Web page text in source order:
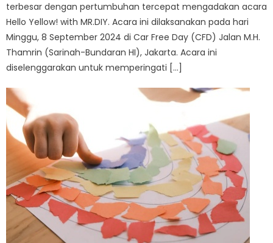
terbesar dengan pertumbuhan tercepat mengadakan acara
Hello Yellow! with MR.DIY. Acara ini dilaksanakan pada hari
Minggu, 8 September 2024 di Car Free Day (CFD) Jalan M.H.
Thamrin (Sarinah-Bundaran HI), Jakarta. Acara ini
diselenggarakan untuk memperingati […]